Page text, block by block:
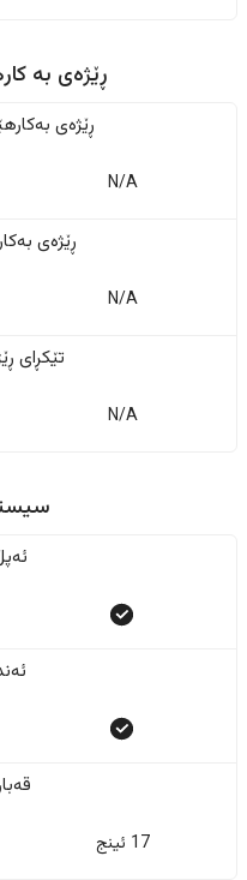
ڕێژەى به
ڕێژەى
N/A
ڕێژەى
N/A
تێکڕای
N/A
17 ئینج